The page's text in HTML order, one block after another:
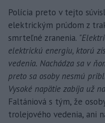
Polícia preto v tejto
elektrickým prúdom z
smrteľné zranenia.
elektrickú energiu, ktorú
vedenia. Nachádza sa v
preto sa osoby nesmú
Vysoké napätie zabíja už
Faltániová s tým, že
trolejového vedenia, ani